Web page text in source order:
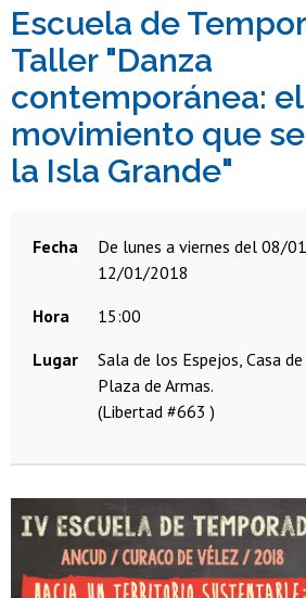
Funcionarias/os
Egresadas/os
Escuela de
Taller "Danza
contemporánea:
movimiento que
la Isla Grande"
Fecha
de lunes a viernes del 08/01/2018 al
12/01/2018
Hora
15:00
Lugar
Sala de los Espejos, Casa
Plaza de Armas.
(Libertad #663 )